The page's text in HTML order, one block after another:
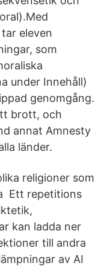
eleven
som
under Innehåll)
genomgång.
brott, och
annat Amnesty
länder.
religioner som
Ett repetitions
kan ladda ner
till andra
av AI